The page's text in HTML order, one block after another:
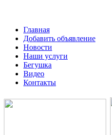
Главная
Добавить объявление
Новости
Наши услуги
Бегушка
Видео
Контакты